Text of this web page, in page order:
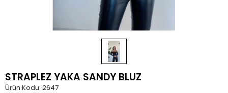
STRAPLEZ YAKA SANDY BLUZ
Ürün Kodu: 2647